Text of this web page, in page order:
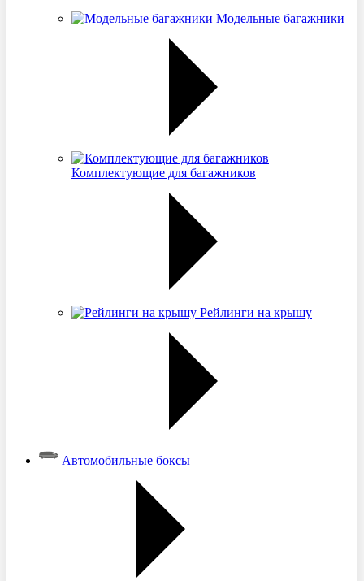
Модельные багажники
Комплектующие для багажников
Рейлинги на крышу
Автомобильные боксы